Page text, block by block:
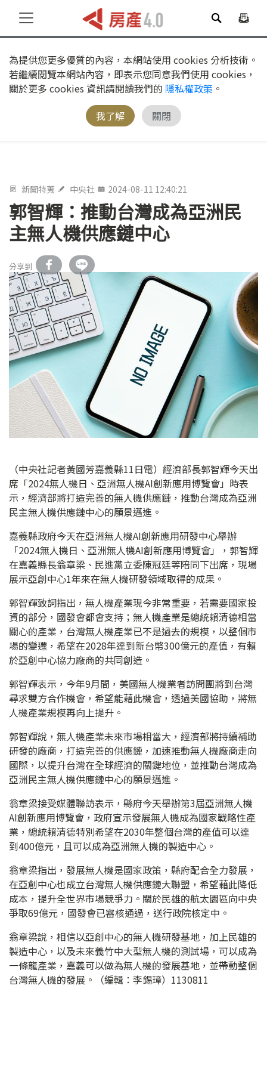
為提供您更多優質的內容，本網站使用 cookies 分析技術。
若繼續閱覽本網站內容，即表示您同意我們使用 cookies，
關於更多 cookies 資訊請閱讀我們的 隱私權政策 。
我了解
關閉
新聞特蒐 中央社 2024-08-11 12:40:21
郭智輝：推動台灣成為亞洲民
主無人機供應鏈中心
分享到
（中央社記者黃國芳嘉義縣11日電）經濟部長郭智輝今天出
席「2024無人機日、亞洲無人機AI創新應用博覽會」時表
示，經濟部將打造完善的無人機供應鏈，推動台灣成為亞洲
民主無人機供應鏈中心的願景邁進。
嘉義縣政府今天在亞洲無人機AI創新應用研發中心舉辦
「2024無人機日、亞洲無人機AI創新應用博覽會」，郭智輝
在嘉義縣長翁章梁、民進黨立委陳冠廷等陪同下出席，現場
展示亞創中心1年來在無人機研發領域取得的成果。
郭智輝致詞指出，無人機產業現今非常重要，若需要國家投
資的部分，國發會都會支持；無人機產業是總統賴清德相當
關心的產業，台灣無人機產業已不是過去的規模，以整個市
場的變遷，希望在2028年達到新台幣300億元的產值，有賴
於亞創中心協力廠商的共同創造。
郭智輝表示，今年9月間，美國無人機業者訪問團將到台灣
尋求雙方合作機會，希望能藉此機會，透過美國協助，將無
人機產業規模再向上提升。
郭智輝說，無人機產業未來市場相當大，經濟部將持續補助
研發的廠商，打造完善的供應鏈，加速推動無人機廠商走向
國際，以提升台灣在全球經濟的關鍵地位，並推動台灣成為
亞洲民主無人機供應鏈中心的願景邁進。
翁章梁接受媒體聯訪表示，縣府今天舉辦第3屆亞洲無人機
AI創新應用博覽會，政府宣示發展無人機成為國家戰略性產
業，總統賴清德特別希望在2030年整個台灣的產值可以達
到400億元，且可以成為亞洲無人機的製造中心。
翁章梁指出，發展無人機是國家政策，縣府配合全力發展，
在亞創中心也成立台灣無人機供應鏈大聯盟，希望藉此降低
成本，提升全世界市場競爭力。關於民雄的航太園區向中央
爭取69億元，國發會已審核通過，送行政院核定中。
翁章梁說，相信以亞創中心的無人機研發基地，加上民雄的
製造中心，以及未來義竹中大型無人機的測試場，可以成為
一條龍產業，嘉義可以做為無人機的發展基地，並帶動整個
台灣無人機的發展。（編輯：李錫璋）1130811